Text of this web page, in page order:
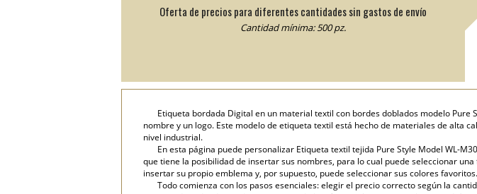
Oferta de precios para diferentes cantidades sin gastos de envío
Cantidad mínima: 500 pz.
Etiqueta bordada Digital en un material textil con bordes doblados modelo
nombre y un logo. Este modelo de etiqueta textil está hecho de materiales de alta
nivel industrial.
En esta página puede personalizar Etiqueta textil tejida Pure Style Model WL-
que tiene la posibilidad de insertar sus nombres, para lo cual puede seleccionar
insertar su propio emblema y, por supuesto, puede seleccionar sus colores favoritos.
Todo comienza con los pasos esenciales: elegir el precio correcto según la